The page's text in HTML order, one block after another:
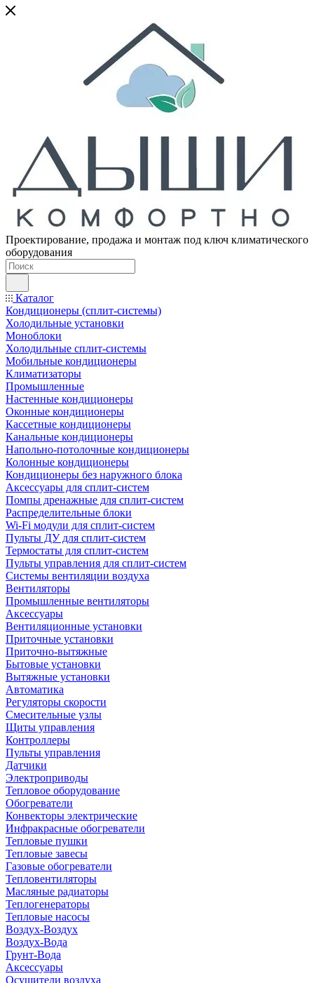
Проектирование, продажа и монтаж под ключ климатического
оборудования
Каталог
Кондиционеры (сплит-системы)
Холодильные установки
Моноблоки
Холодильные сплит-системы
Мобильные кондиционеры
Климатизаторы
Промышленные
Настенные кондиционеры
Оконные кондиционеры
Кассетные кондиционеры
Канальные кондиционеры
Напольно-потолочные кондиционеры
Колонные кондиционеры
Кондиционеры без наружного блока
Аксессуары для сплит-систем
Помпы дренажные для сплит-систем
Распределительные блоки
Wi-Fi модули для сплит-систем
Пульты ДУ для сплит-систем
Термостаты для сплит-систем
Пульты управления для сплит-систем
Системы вентиляции воздуха
Вентиляторы
Промышленные вентиляторы
Аксессуары
Вентиляционные установки
Приточные установки
Приточно-вытяжные
Бытовые установки
Вытяжные установки
Автоматика
Регуляторы скорости
Смесительные узлы
Щиты управления
Контроллеры
Пульты управления
Датчики
Электроприводы
Тепловое оборудование
Обогреватели
Конвекторы электрические
Инфракрасные обогреватели
Тепловые пушки
Тепловые завесы
Газовые обогреватели
Тепловентиляторы
Масляные радиаторы
Теплогенераторы
Тепловые насосы
Воздух-Воздух
Воздух-Вода
Грунт-Вода
Аксессуары
Осушители воздуха